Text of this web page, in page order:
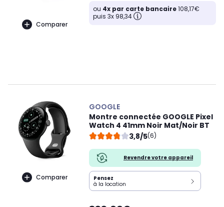
Comparer
ou 4x par carte bancaire108,17€
puis 3x 98,34
Comparer
GOOGLE
Montre connectée GOOGLE Pixel
Watch 4 41mm Noir Mat/Noir BT
3,8/5(6)
Revendre votre appareil
Pensez
à la location